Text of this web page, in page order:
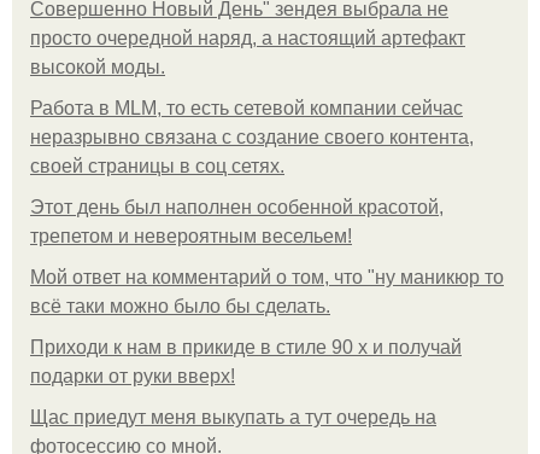
Совершенно Новый День" зендея выбрала не
просто очередной наряд, а настоящий артефакт
высокой моды.
Работа в MLM, то есть сетевой компании сейчас
неразрывно связана с создание своего контента,
своей страницы в соц сетях.
Этот день был наполнен особенной красотой,
трепетом и невероятным весельем!
Мой ответ на комментарий о том, что "ну маникюр то
всё таки можно было бы сделать.
Приходи к нам в прикиде в стиле 90 х и получай
подарки от руки вверх!
Щас приедут меня выкупать а тут очередь на
фотосессию со мной.